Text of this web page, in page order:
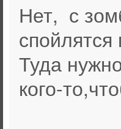
Нет, с
Туда
кого-